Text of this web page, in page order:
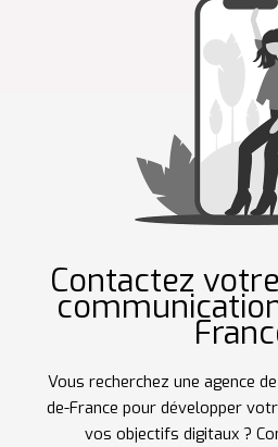
Contactez
Vous recherchez une agence
de-France pour développer
vos objectifs digitaux ?